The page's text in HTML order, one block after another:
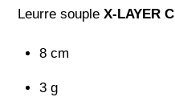
initial
16,00€.
actuel
Leurre soupleX-LAYER
8 cm
3 g